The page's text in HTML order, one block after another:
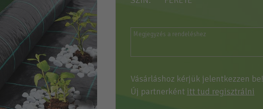
Vásárláshoz kérjük jelentkezzen be!
Új partnerként itt tud regisztrálni